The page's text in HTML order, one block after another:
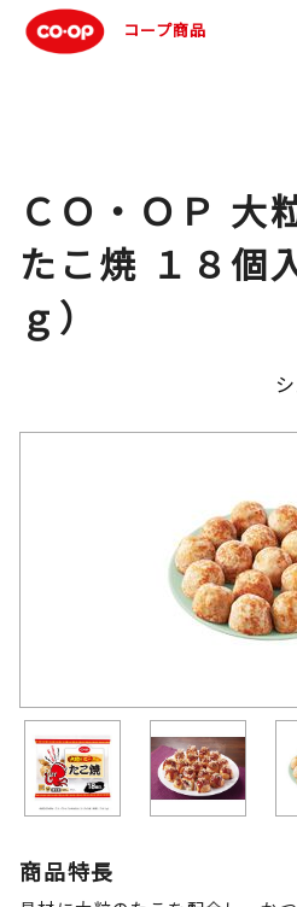
コープ商品
ＣＯ・ＯＰ 大
たこ焼 １８個
ｇ）
商品特長